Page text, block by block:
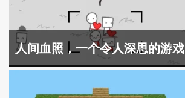
人间血照，一个令人深思的游戏